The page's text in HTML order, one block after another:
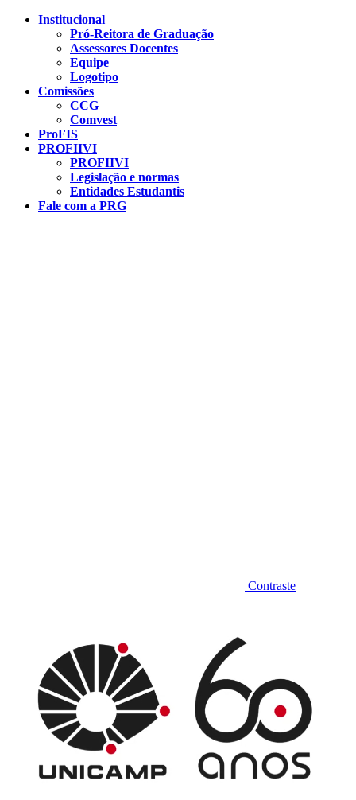
Conteúdo principal
Institucional
Pró-Reitora de Graduação
Assessores Docentes
Equipe
Logotipo
Comissões
CCG
Comvest
ProFIS
PROFIIVI
PROFIIVI
Legislação e normas
Entidades Estudantis
Fale com a PRG
Contraste